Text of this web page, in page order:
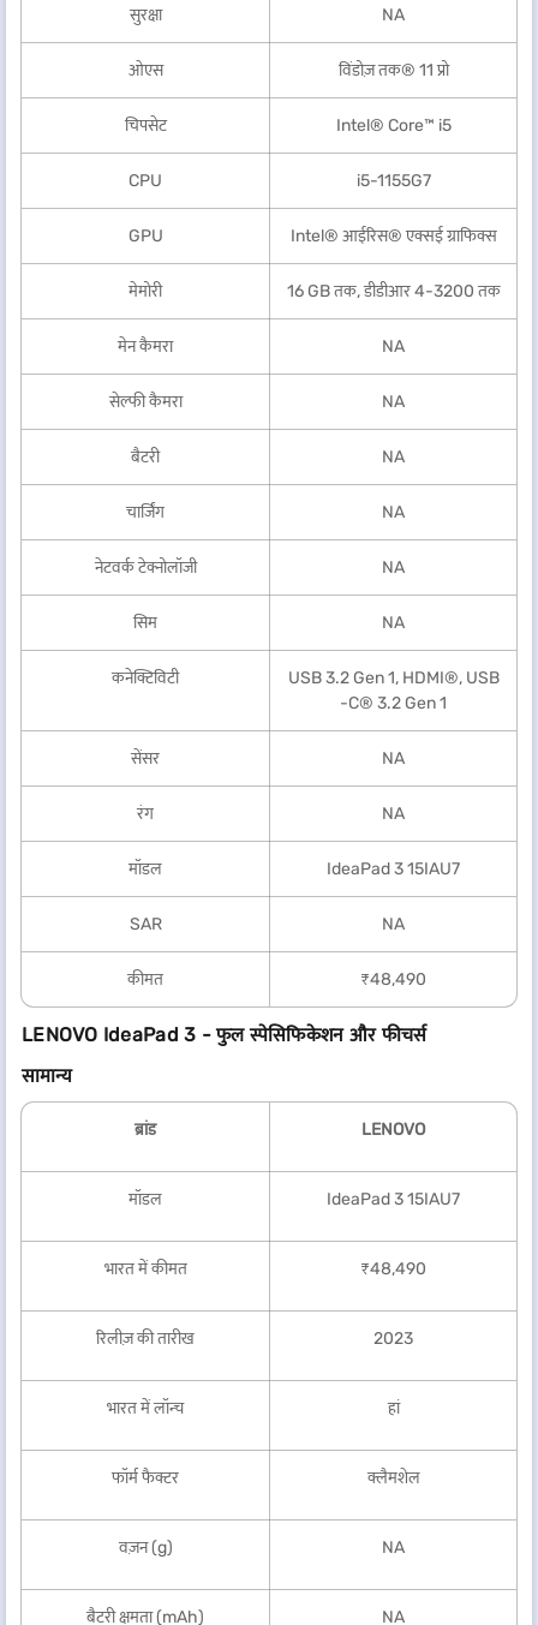
सुरक्षा NA
ओएस विंडोज़ तक® 11 प्रो
चिपसेट Intel® Core™ i5
CPU i5-1155G7
GPU Intel® आईरिस® एक्सई ग्राफिक्स
मेमोरी 16 GB तक, डीडीआर 4-3200 तक
मेन कैमरा NA
सेल्फी कैमरा NA
बैटरी NA
चार्जिंग NA
नेटवर्क टेक्नोलॉजी NA
सिम NA
कनेक्टिविटी
USB 3.2 Gen 1, HDMI®, USB
-C® 3.2 Gen 1
सेंसर NA
रंग NA
मॉडल IdeaPad 3 15IAU7
SAR NA
कीमत ₹48,490
LENOVO IdeaPad 3 - फुल स्पेसिफिकेशन और फीचर्स
सामान्य
ब्रांड LENOVO
मॉडल IdeaPad 3 15IAU7
भारत में कीमत ₹48,490
रिलीज़ की तारीख 2023
भारत में लॉन्च हां
फॉर्म फैक्टर क्लैमशेल
वज़न (g) NA
बैटरी क्षमता (mAh) NA